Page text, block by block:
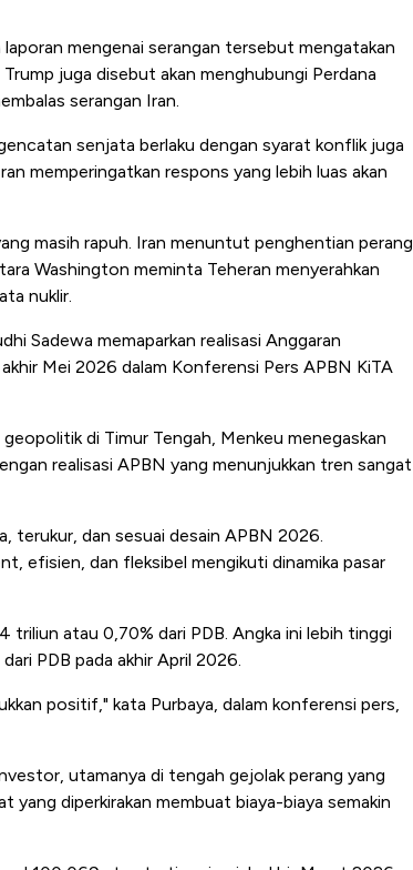
mengenai serangan tersebut mengatakan
juga disebut akan menghubungi Perdana
serangan Iran.
senjata berlaku dengan syarat konflik juga
memperingatkan respons yang lebih luas akan
masih rapuh. Iran menuntut penghentian perang
Washington meminta Teheran menyerahkan
nuklir.
Sadewa memaparkan realisasi Anggaran
Mei 2026 dalam Konferensi Pers APBN KiTA
di Timur Tengah, Menkeu menegaskan
realisasi APBN yang menunjukkan tren sangat
terukur, dan sesuai desain APBN 2026.
efisien, dan fleksibel mengikuti dinamika pasar
atau 0,70% dari PDB. Angka ini lebih tinggi
PDB pada akhir April 2026.
positif," kata Purbaya, dalam konferensi pers,
utamanya di tengah gejolak perang yang
yang diperkirakan membuat biaya-biaya semakin